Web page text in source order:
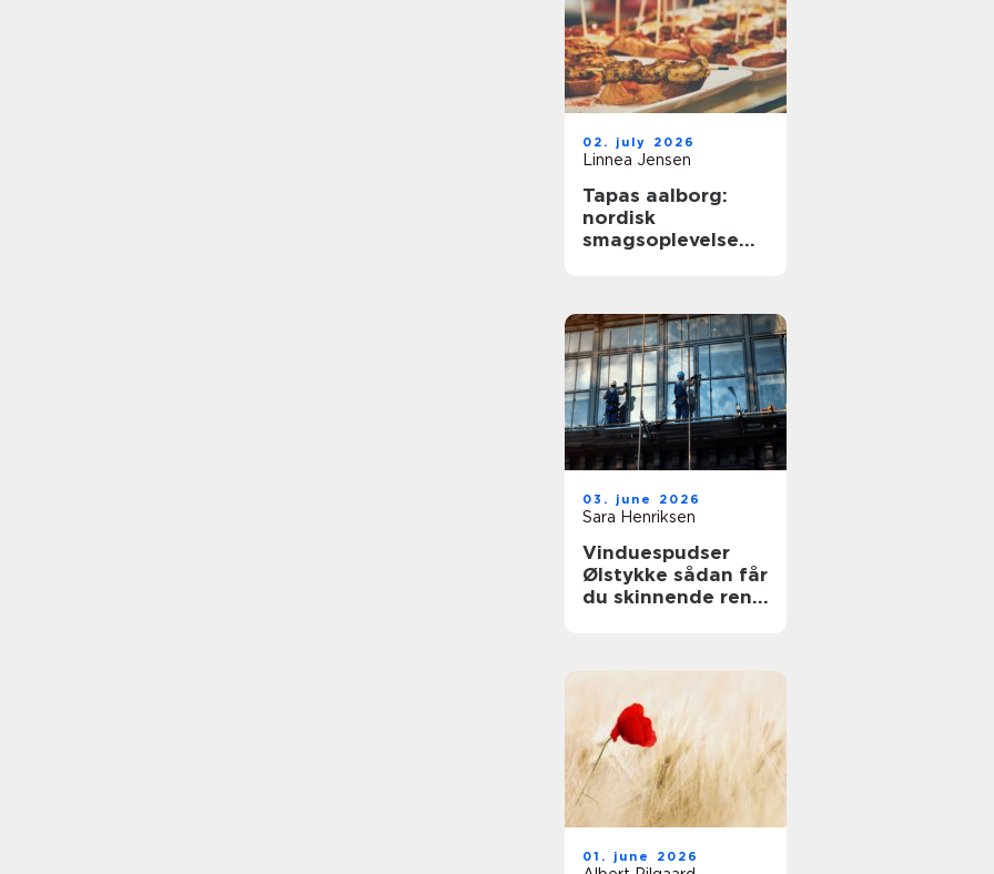
02. july 2026
Linnea Jensen
Tapas aalborg:
nordisk
smagsoplevelse
03. june 2026
Sara Henriksen
Vinduespudser
Ølstykke sådan får
du skinnende rene
01. june 2026